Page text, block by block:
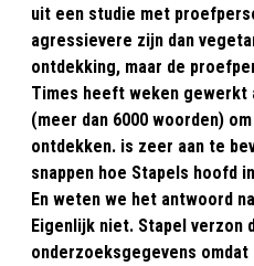
uit een studie met
agressievere zijn dan
ontdekking, maar de
Times heeft weken gewerkt
(meer dan 6000 woorden)
ontdekken. is zeer aan te
snappen hoe Stapels hoofd
En weten we het antwoord
Eigenlijk niet. Stapel verzon
onderzoeksgegevens